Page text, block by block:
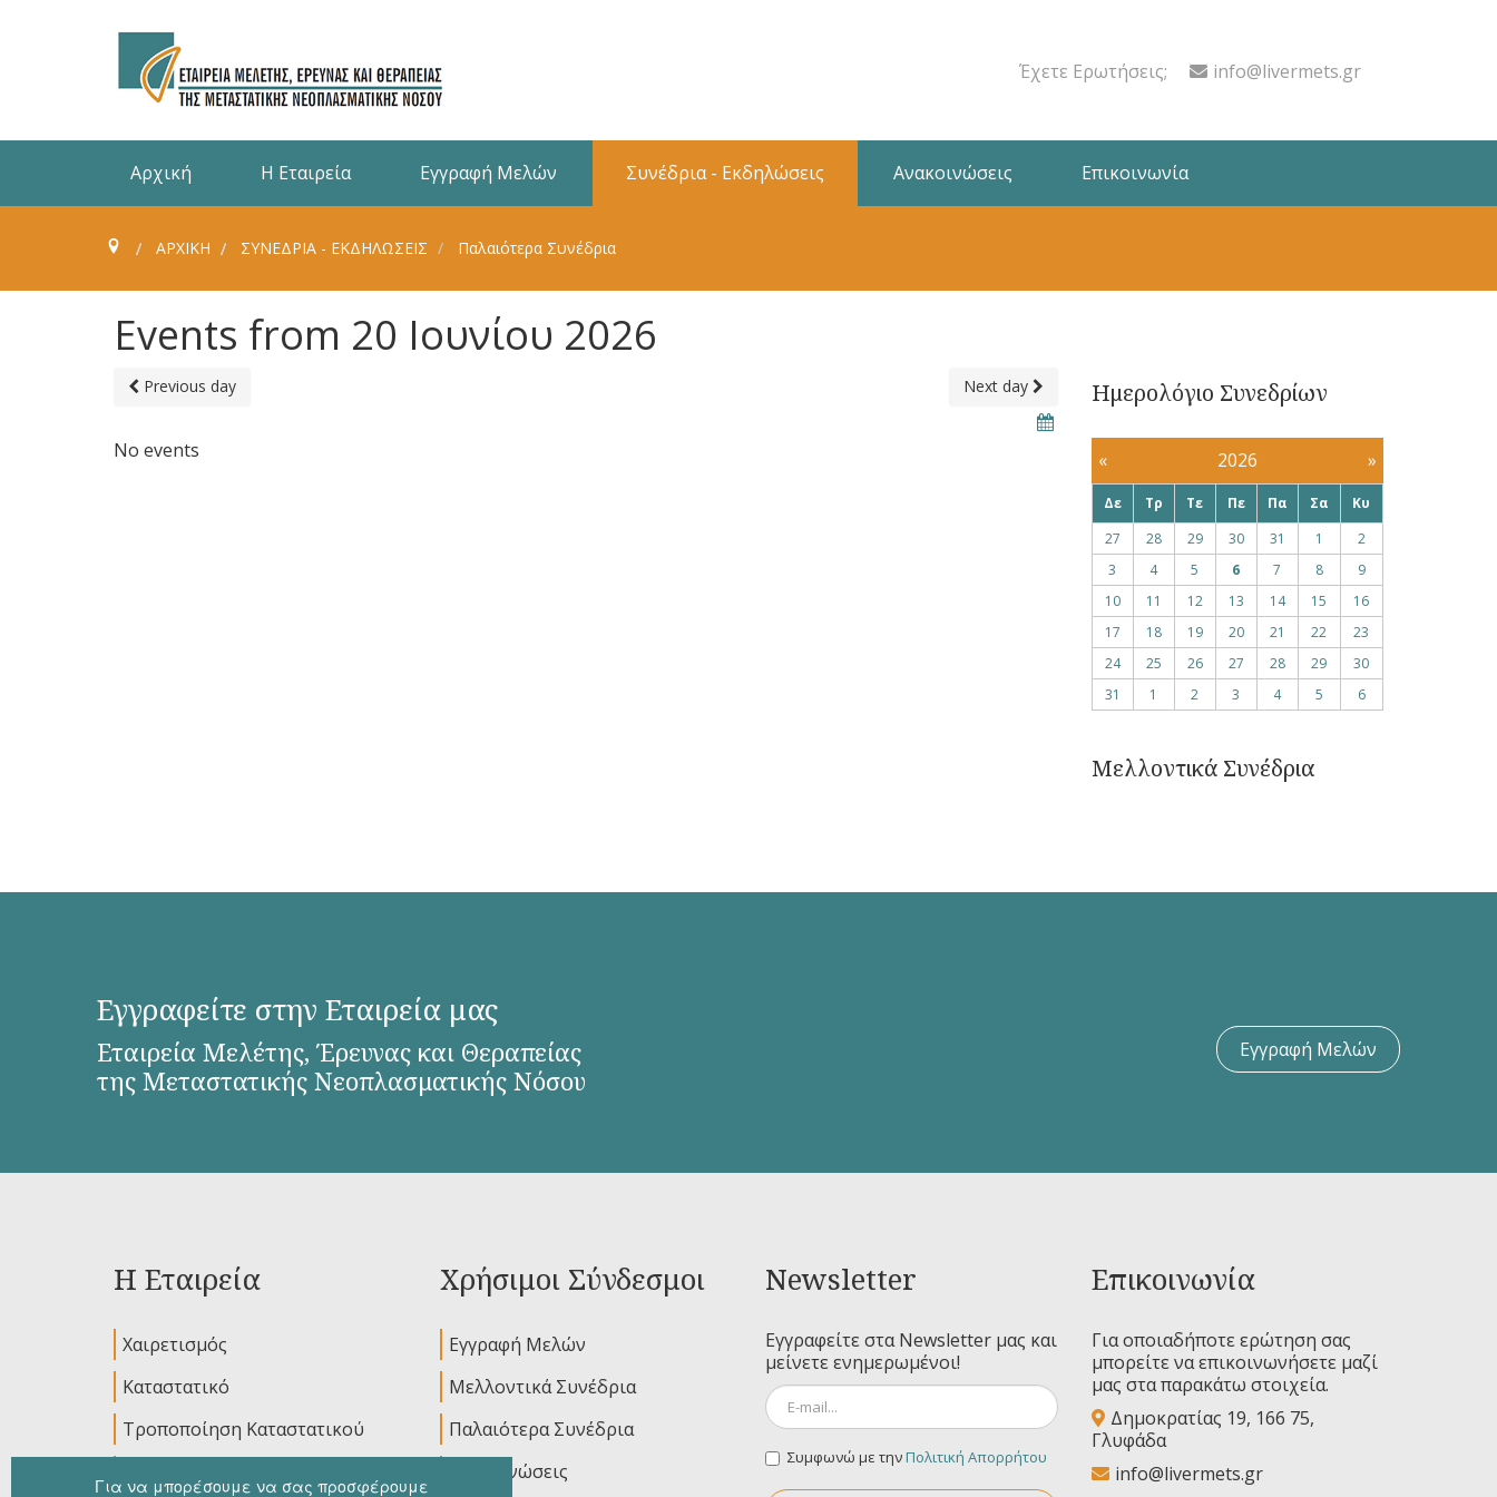
Έχετε Ερωτήσεις; info@livermets.gr
Αρχική Η Εταιρεία Εγγραφή Μελών Συνέδρια - Εκδηλώσεις Ανακοινώσεις Επικοινωνία
ΑΡΧΙΚΗ ΣΥΝΈΔΡΙΑ - ΕΚΔΗΛΏΣΕΙΣ Παλαιότερα Συνέδρια
Events from 20 Ιουνίου 2026
Previous day Next day
No events
Ημερολόγιο Συνεδρίων
« 2026 »
Δε Τρ Τε Πε Πα Σα
Κυ
27
28 29 30 31 1
2
3
4 5 6 7 8
9
10
11 12 13 14 15
16
17
18 19 20 21 22
23
24
25 26 27 28 29
30
31
1 2 3 4 5 6
Μελλοντικά Συνέδρια
Εγγραφείτε στην Εταιρεία μας
Εταιρεία Μελέτης, Έρευνας και Θεραπείας
της Μεταστατικής Νεοπλασματικής Νόσου
Εγγραφή Μελών
Η Εταιρεία
Χαιρετισμός
Καταστατικό
Τροποποίηση Καταστατικού
Χρήσιμοι Σύνδεσμοι
Εγγραφή Μελών
Μελλοντικά Συνέδρια
Παλαιότερα Συνέδρια
Ανακοινώσεις
Newsletter
Εγγραφείτε στα Newsletter μας και
μείνετε ενημερωμένοι!
Συμφωνώ με τηνΠολιτική Απορρήτου
Επικοινωνία
Για οποιαδήποτε ερώτηση σας
μπορείτε να επικοινωνήσετε μαζί
μας στα παρακάτω στοιχεία.
Δημοκρατίας 19, 166 75,
Γλυφάδα
info@livermets.gr
Για να μπορέσουμε να σας προσφέρουμε